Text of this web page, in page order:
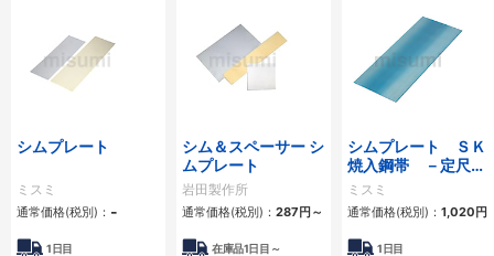
シムプレート
ミスミ
通常価格(税別)： -
1日目
シム＆スペーサー シ
ムプレート
岩田製作所
通常価格(税別)： 287円～
在庫品1日目～
シムプレート ＳＫ
焼入鋼帯 －定尺タ
イプ・フリー指定タ
イプ－
ミスミ
通常価格(税別)： 1,020円
1日目